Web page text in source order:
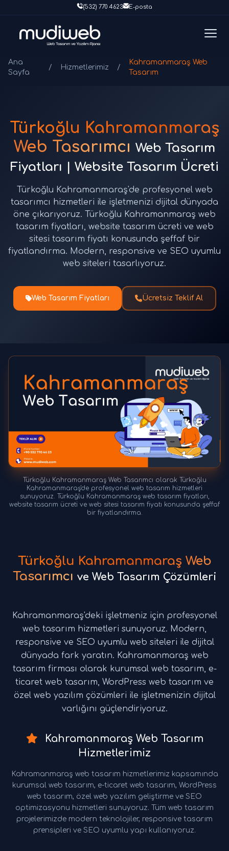
(532) 770 4623 E-posta
Ana
Sayfa
/ Hizmetlerimiz /
Kahramanmaraş Web
Tasarım
Türkoğlu Kahramanmaraş
Web Tasarımcı Web Tasarım
Fiyatları | Website Tasarım Ücreti
Türkoğlu Kahramanmaraş'de profesyonel web
tasarımcı hizmetleri ile işletmenizi dijital dünyada
öne çıkarıyoruz. Türkoğlu Kahramanmaraş web
tasarım fiyatları, website tasarım ücreti ve web
sitesi tasarım fiyatı konusunda şeffaf bir
fiyatlandırma. Modern, responsive ve SEO uyumlu
web siteleri tasarlıyoruz.
Web Tasarım Fiyatları Ücretsiz Teklif Al
Türkoğlu Kahramanmaraş Web Tasarımcı olarak Türkoğlu
Kahramanmaraş'de profesyonel web tasarım hizmetleri
sunuyoruz. Türkoğlu Kahramanmaraş web tasarım fiyatları,
website tasarım ücreti ve web sitesi tasarım fiyatı konusunda şeffaf
bir fiyatlandırma.
Türkoğlu Kahramanmaraş Web
Tasarımcı ve Web Tasarım Çözümleri
Kahramanmaraş'deki işletmeniz için profesyonel
web tasarım hizmetleri sunuyoruz. Modern,
responsive ve SEO uyumlu web siteleri ile dijital
dünyada fark yaratın. Kahramanmaraş web
tasarım firması olarak kurumsal web tasarım, e-
ticaret web tasarım, WordPress web tasarım ve
özel web yazılım çözümleri ile işletmenizin dijital
varlığını güçlendiriyoruz.
Kahramanmaraş Web Tasarım
Hizmetlerimiz
Kahramanmaraş web tasarım hizmetlerimiz kapsamında
kurumsal web tasarım, e-ticaret web tasarım, WordPress
web tasarım, özel web yazılım geliştirme ve SEO
optimizasyonu hizmetleri sunuyoruz. Tüm web tasarım
projelerimizde modern teknolojiler, responsive tasarım
prensipleri ve SEO uyumlu yapı kullanıyoruz.